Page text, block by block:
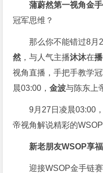
蒲蔚然第一视角金
冠军思维？
那么你不能错过8月
然 ，与人气主播沐沐在
视角直播，手把手教学
晨03:00，金波与陈东上
9月27日凌晨03:00
帝视角解说精彩的WSOP
新老朋友WSOP享
迎接WSOP金手链